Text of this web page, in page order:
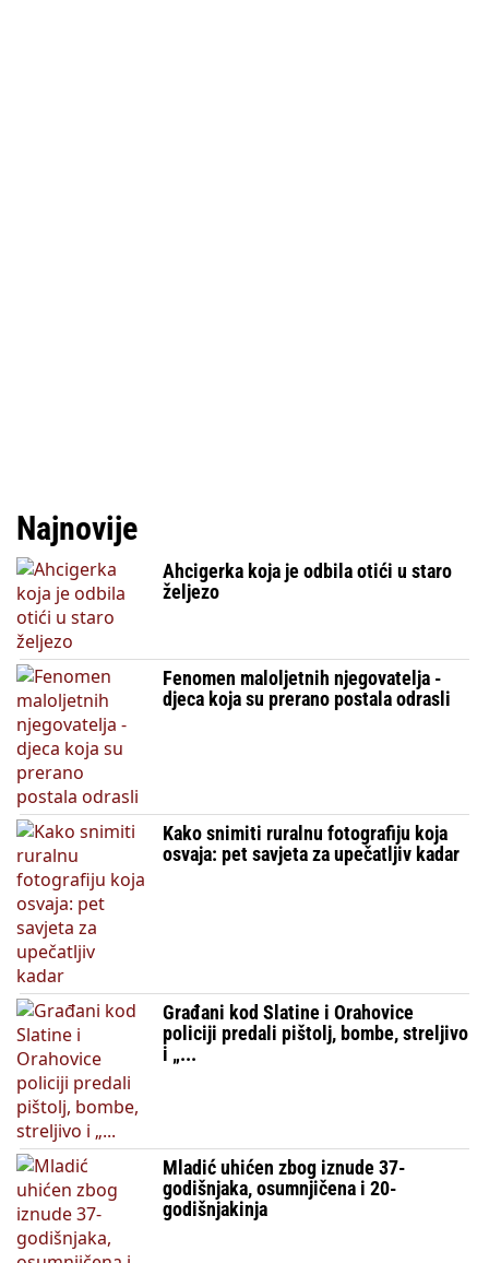
Najnovije
Ahcigerka koja je odbila otići u staro
željezo
Fenomen maloljetnih njegovatelja -
djeca koja su prerano postala odrasli
Kako snimiti ruralnu fotografiju koja
osvaja: pet savjeta za upečatljiv kadar
Građani kod Slatine i Orahovice
policiji predali pištolj, bombe, streljivo
i „...
Mladić uhićen zbog iznude 37-
godišnjaka, osumnjičena i 20-
godišnjakinja